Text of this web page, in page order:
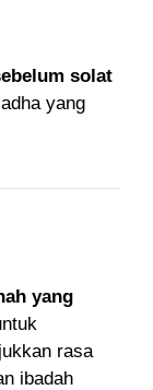
solat
yang
yang
rasa
ibadah